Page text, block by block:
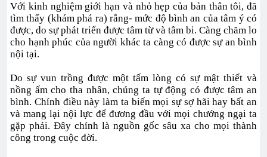
Với kinh nghiệm giới hạn và nhỏ hẹp của bản thân tôi, đã
tìm thấy (khám phá ra) rằng- mức độ bình an của tâm ý có
được, do sự phát triển được tâm từ và tâm bi. Càng chăm lo
cho hạnh phúc của người khác ta càng có được sự an bình
nội tại.
Do sự vun trồng được một tấm lòng có sự mật thiết và
nồng ấm cho tha nhân, chúng ta tự động có được tâm an
bình. Chính điều này làm ta biến mọi sự sợ hãi hay bất an
và mang lại nội lực để đương đầu với mọi chướng ngại ta
gặp phải. Đây chính là nguồn gốc sâu xa cho mọi thành
công trong cuộc đời.